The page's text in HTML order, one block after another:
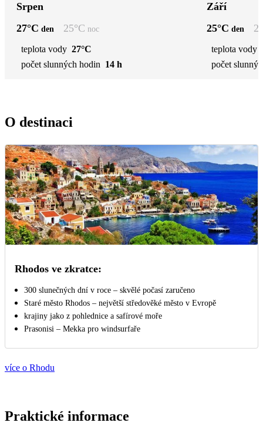
Srpen
27°C den 25°C noc
teplota vody 27°C
počet slunných hodin 14 h
Září
25°C den
teplota vody
počet
O destinaci
Rhodos ve zkratce:
300 slunečných dní v roce – skvělé počasí zaručeno
Staré město Rhodos – největší středověké město v Evropě
krajiny jako z pohlednice a safírové moře
Prasonisi – Mekka pro windsurfaře
více o Rhodu
Praktické informace